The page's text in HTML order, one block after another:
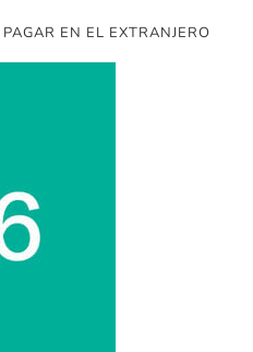
EN EL EXTRANJERO